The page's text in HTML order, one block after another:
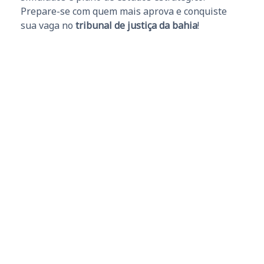
Prepare-se com quem mais aprova e conquiste
sua vaga no tribunal de justiça da bahia!